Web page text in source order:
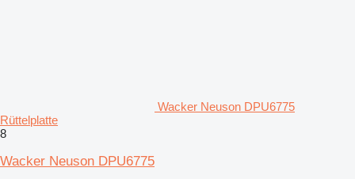
Wacker Neuson DPU6775
Rüttelplatte
8
Wacker Neuson DPU6775